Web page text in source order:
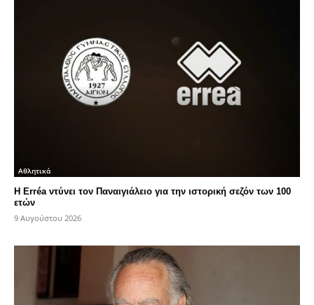
Αθλητικά
Η Erréa ντύνει τον Παναιγιάλειο για την ιστορική σεζόν των 100
ετών
9 Αυγούστου 2026